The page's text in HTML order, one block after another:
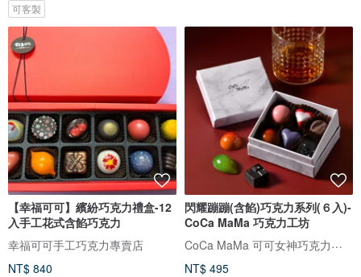
可客製
【幸福可可】繽紛巧克力禮盒-12
入手工花式含餡巧克力
幸福可可手工巧克力專賣店
NT$ 840
閃耀蹦蹦(含餡)巧克力系列(６入)-
CoCa MaMa 巧克力工坊
CoCa MaMa 可可女神巧克力工坊
NT$ 495